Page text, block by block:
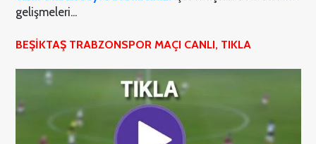
gelişmeleri...
BEŞİKTAŞ TRABZONSPOR MAÇI CANLI, TIKLA